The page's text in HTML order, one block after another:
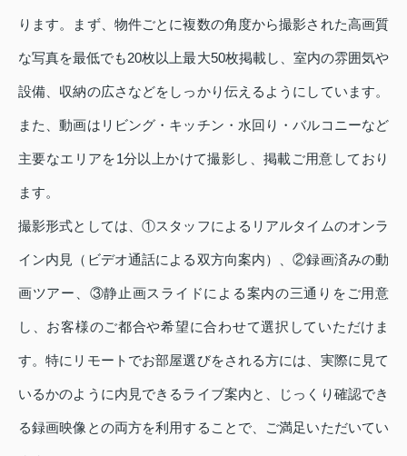
ります。まず、物件ごとに複数の角度から撮影された高画質
な写真を最低でも20枚以上最大50枚掲載し、室内の雰囲気や
設備、収納の広さなどをしっかり伝えるようにしています。
また、動画はリビング・キッチン・水回り・バルコニーなど
主要なエリアを1分以上かけて撮影し、掲載ご用意しており
ます。
撮影形式としては、①スタッフによるリアルタイムのオンラ
イン内見（ビデオ通話による双方向案内）、②録画済みの動
画ツアー、③静止画スライドによる案内の三通りをご用意
し、お客様のご都合や希望に合わせて選択していただけま
す。特にリモートでお部屋選びをされる方には、実際に見て
いるかのように内見できるライブ案内と、じっくり確認でき
る録画映像との両方を利用することで、ご満足いただいてい